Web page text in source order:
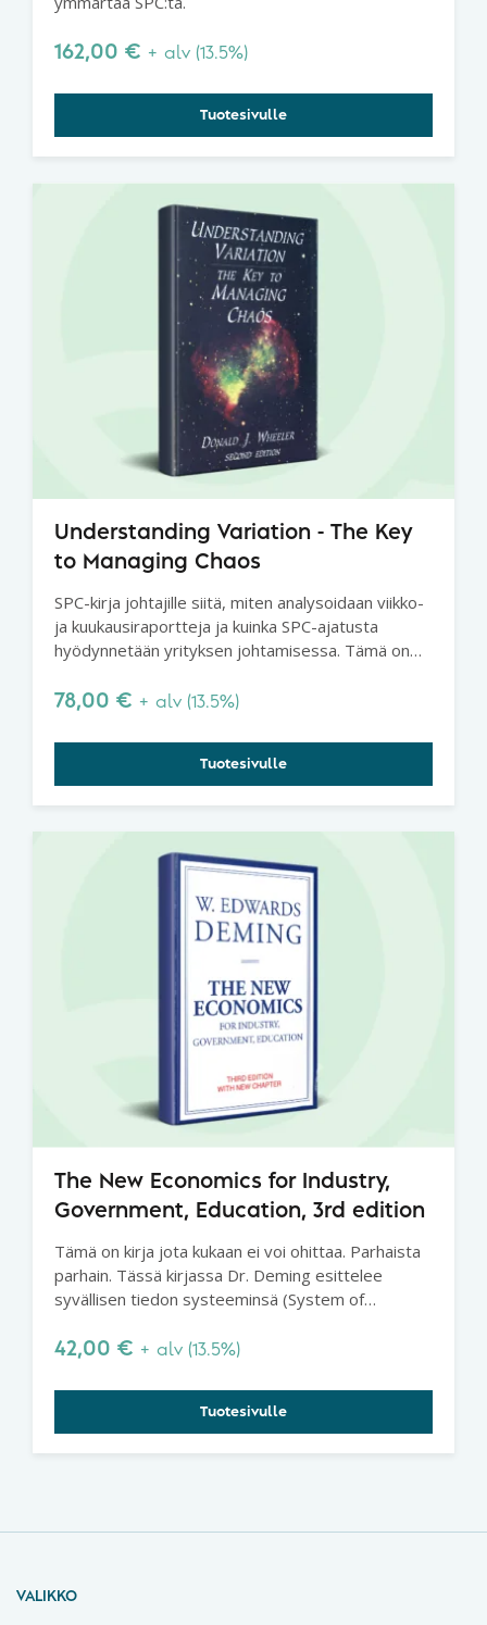
162,00 € + alv (13.5%)
Tuotesivulle
Understanding Variation - The Key
to Managing Chaos
SPC-kirja johtajille siitä, miten analysoidaan viikko-
ja kuukausiraportteja ja kuinka SPC-ajatusta
hyödynnetään yrityksen johtamisessa. Tämä on
lukea.
78,00 € + alv (13.5%)
Tuotesivulle
The New Economics for Industry,
Government, Education, 3rd edition
Tämä on kirja jota kukaan ei voi ohittaa. Parhaista
parhain. Tässä kirjassa Dr. Deming esittelee
syvällisen tiedon systeeminsä (System of
parantamisen onnistumiselle.
42,00 € + alv (13.5%)
Tuotesivulle
VALIKKO